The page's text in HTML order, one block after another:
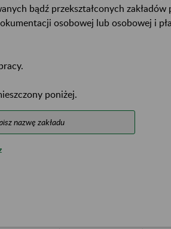
bądź przekształconych zakładów
osobowej lub osobowej i
poniżej.